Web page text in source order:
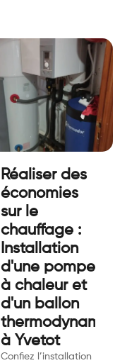
Réaliser des
économies
sur le
chauffage :
Installation
d'une pompe
à chaleur et
d'un ballon
à Yvetot
Confiez l’installation